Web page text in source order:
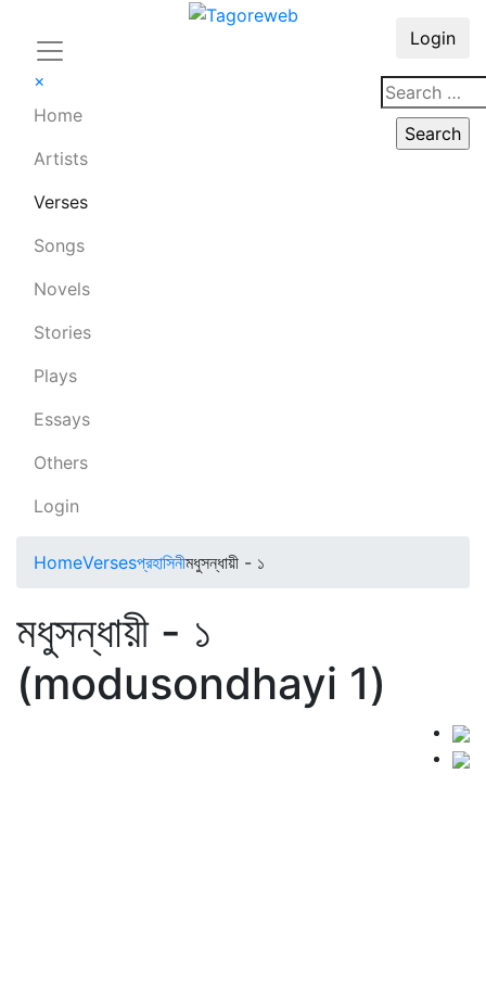
×
Home
Artists
Verses
Songs
Novels
Stories
Plays
Essays
Others
Login
Login
HomeVersesপ্রহাসিনীমধুসন্ধায়ী - ১
মধুসন্ধায়ী - ১
(modusondhayi 1)